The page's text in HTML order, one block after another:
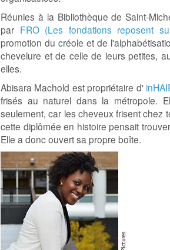
Réunies à la Bibliothèque de Saint-
par FRO (Les fondations reposent
promotion du créole et de
chevelure et de celle de leurs petites,
elles.
Abisara Machold est propriétaire d'
frisés au naturel dans la métropole.
seulement, car les cheveux frisent chez
cette diplômée en histoire pensait
Elle a donc ouvert sa propre boîte.